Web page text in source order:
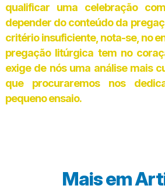
qualificar uma celebração
depender do conteúdo da
critério insuficiente, nota-se, no
pregação litúrgica tem no
exige de nós uma análise mais
que procuraremos nos
pequeno ensaio.
Mais em